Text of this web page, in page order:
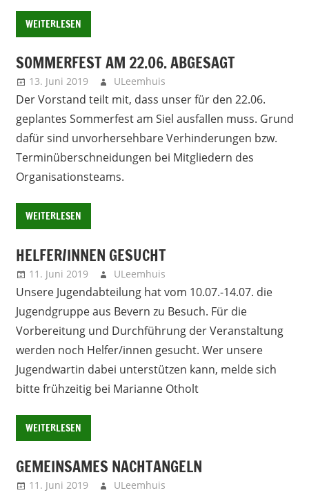
WEITERLESEN
SOMMERFEST AM 22.06. ABGESAGT
13. Juni 2019 ULeemhuis
Der Vorstand teilt mit, dass unser für den 22.06.
geplantes Sommerfest am Siel ausfallen muss. Grund
dafür sind unvorhersehbare Verhinderungen bzw.
Terminüberschneidungen bei Mitgliedern des
Organisationsteams.
WEITERLESEN
HELFER/INNEN GESUCHT
11. Juni 2019 ULeemhuis
Unsere Jugendabteilung hat vom 10.07.-14.07. die
Jugendgruppe aus Bevern zu Besuch. Für die
Vorbereitung und Durchführung der Veranstaltung
werden noch Helfer/innen gesucht. Wer unsere
Jugendwartin dabei unterstützen kann, melde sich
bitte frühzeitig bei Marianne Otholt
WEITERLESEN
GEMEINSAMES NACHTANGELN
11. Juni 2019 ULeemhuis